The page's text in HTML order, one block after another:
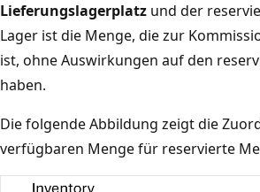
Lieferungslagerplatz und der
Lager ist die Menge, die zur
ist, ohne Auswirkungen auf den
haben.
Die folgende Abbildung zeigt die
verfügbaren Menge für reservierte